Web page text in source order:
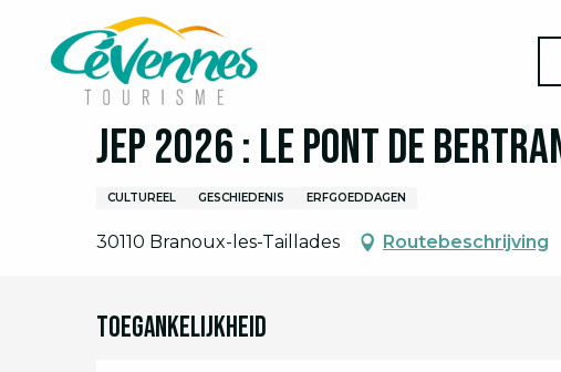
contenu
Home Ik ben ter plaatse
19 september > 20 september
JEP 2026 : le Pont de
CULTUREEL GESCHIEDENIS ERFGOEDDAGEN
30110 Branoux-les-Taillades Routebeschrijving
Toegankelijkheid